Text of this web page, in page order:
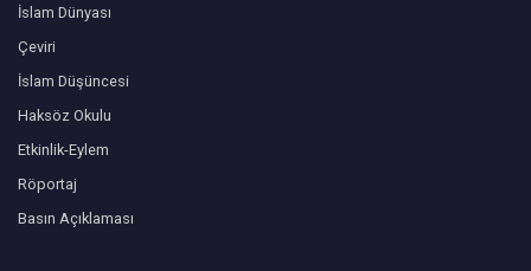
İslam Dünyası
Çeviri
İslam Düşüncesi
Haksöz Okulu
Etkinlik-Eylem
Röportaj
Basın Açıklaması